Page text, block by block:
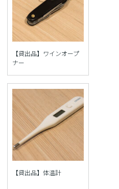
【貸出品】ワインオープ
ナー
【貸出品】体温計